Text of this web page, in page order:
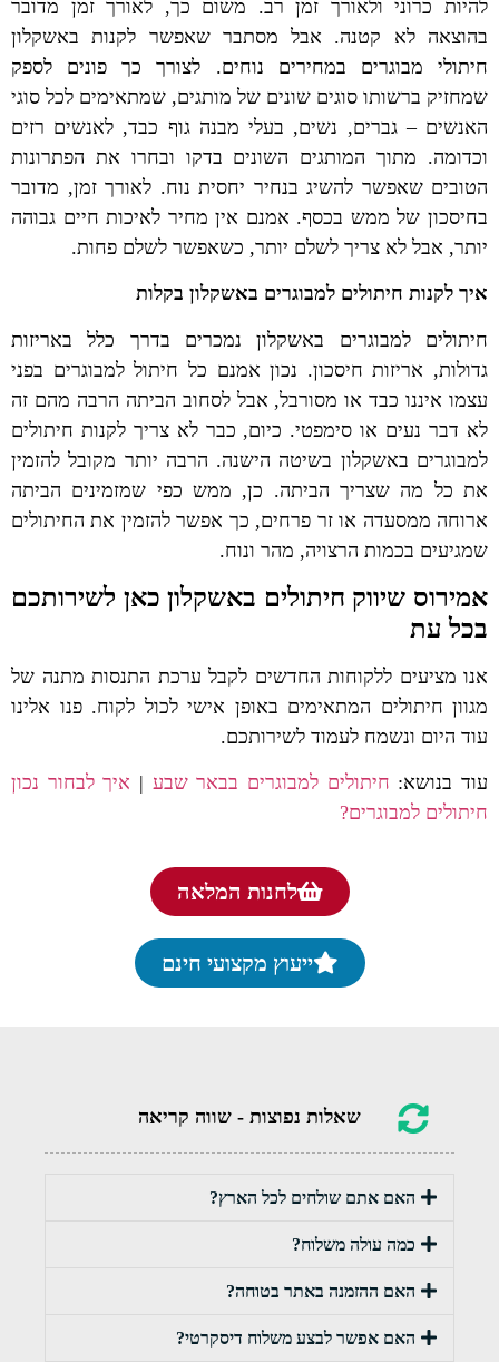
להיות כרוני ולאורך זמן רב. משום כך, לאורך זמן מדובר
בהוצאה לא קטנה. אבל מסתבר שאפשר לקנות באשקלון
חיתולי מבוגרים במחירים נוחים. לצורך כך פונים לספק
שמחזיק ברשותו סוגים שונים של מותגים, שמתאימים לכל סוגי
האנשים – גברים, נשים, בעלי מבנה גוף כבד, לאנשים רזים
וכדומה. מתוך המותגים השונים בדקו ובחרו את הפתרונות
הטובים שאפשר להשיג בנחיר יחסית נוח. לאורך זמן, מדובר
בחיסכון של ממש בכסף. אמנם אין מחיר לאיכות חיים גבוהה
יותר, אבל לא צריך לשלם יותר, כשאפשר לשלם פחות.
איך לקנות חיתולים למבוגרים באשקלון בקלות
חיתולים למבוגרים באשקלון נמכרים בדרך כלל באריזות
גדולות, אריזות חיסכון. נכון אמנם כל חיתול למבוגרים בפני
עצמו איננו כבד או מסורבל, אבל לסחוב הביתה הרבה מהם זה
לא דבר נעים או סימפטי. כיום, כבר לא צריך לקנות חיתולים
למבוגרים באשקלון בשיטה הישנה. הרבה יותר מקובל להזמין
את כל מה שצריך הביתה. כן, ממש כפי שמזמינים הביתה
ארוחה ממסעדה או זר פרחים, כך אפשר להזמין את החיתולים
שמגיעים בכמות הרצויה, מהר ונוח.
אמירוס שיווק חיתולים באשקלון כאן לשירותכם
בכל עת
אנו מציעים ללקוחות החדשים לקבל ערכת התנסות מתנה של
מגוון חיתולים המתאימים באופן אישי לכול לקוח. פנו אלינו
עוד היום ונשמח לעמוד לשירותכם.
עוד בנושא: חיתולים למבוגרים בבאר שבע | איך לבחור נכון
חיתולים למבוגרים?
לחנות המלאה
ייעוץ מקצועי חינם
שאלות נפוצות - שווה קריאה
האם אתם שולחים לכל הארץ?
כמה עולה משלוח?
האם ההזמנה באתר בטוחה?
האם אפשר לבצע משלוח דיסקרטי?